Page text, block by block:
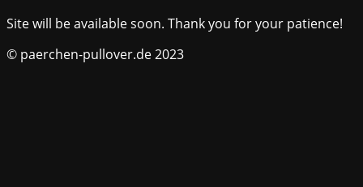
Site will be available soon. Thank you for your patience!
© paerchen-pullover.de 2023